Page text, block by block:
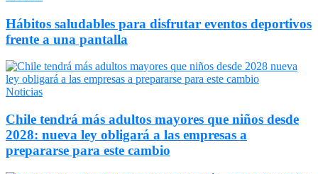
Hábitos saludables para disfrutar eventos deportivos
frente a una pantalla
Noticias
Chile tendrá más adultos mayores que niños desde
2028: nueva ley obligará a las empresas a
prepararse para este cambio